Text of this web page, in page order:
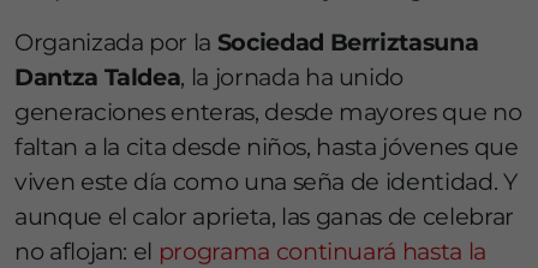
Organizada por la Sociedad Berriztasuna
Dantza Taldea, la jornada ha unido
generaciones enteras, desde mayores que no
faltan a la cita desde niños, hasta jóvenes que
viven este día como una seña de identidad. Y
aunque el calor aprieta, las ganas de celebrar
no aflojan: el programa continuará hasta la